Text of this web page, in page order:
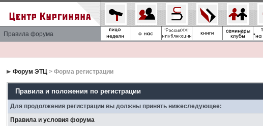
Правила форума
Форум ЭТЦ > Форма регистрации
Правила и положения по регистрации
Для продолжения регистрации вы должны принять нижеследующее:
Правила и условия форума